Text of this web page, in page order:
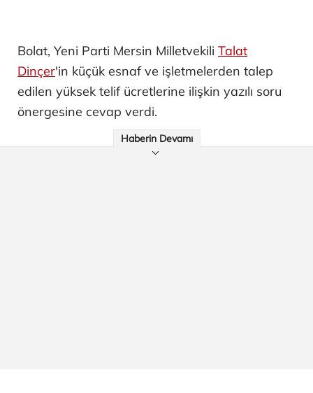
Bolat, Yeni Parti Mersin Milletvekili Talat
Dinçer'in küçük esnaf ve işletmelerden talep
edilen yüksek telif ücretlerine ilişkin yazılı soru
önergesine cevap verdi.
Haberin Devamı